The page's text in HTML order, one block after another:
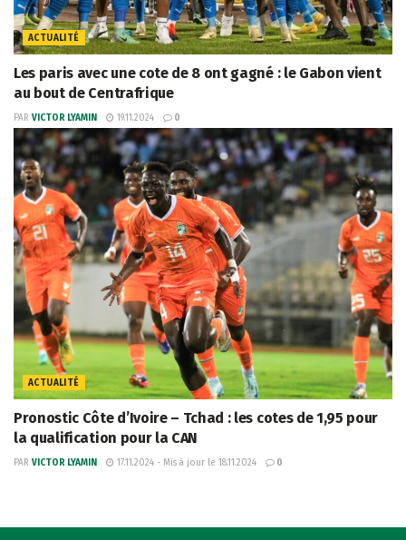
ACTUALITÉ
Les paris avec une cote de 8 ont gagné : le Gabon vient
au bout de Centrafrique
PAR VICTOR LYAMIN 19.11.2024 0
ACTUALITÉ
Pronostic Côte d’Ivoire – Tchad : les cotes de 1,95 pour
la qualification pour la CAN
PAR VICTOR LYAMIN 17.11.2024 - Mis à jour le 18.11.2024 0